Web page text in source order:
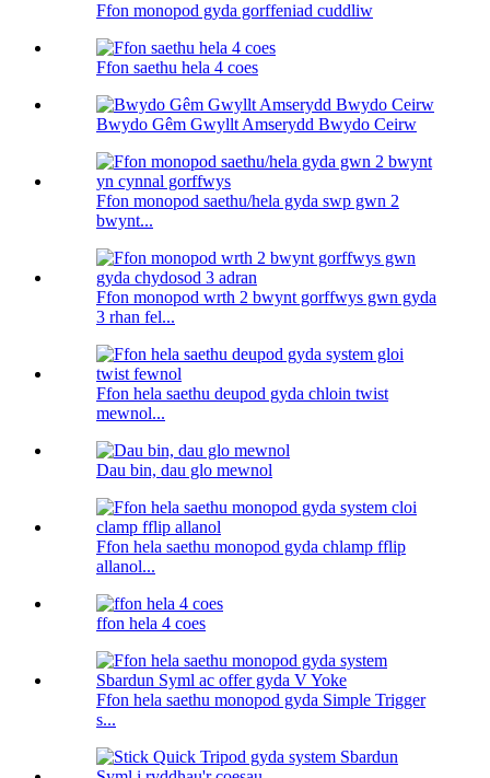
Ffon monopod gyda gorffeniad cuddliw
Ffon saethu hela 4 coes
Bwydo Gêm Gwyllt Amserydd Bwydo Ceirw
Ffon monopod saethu/hela gyda swp gwn 2
bwynt...
Ffon monopod wrth 2 bwynt gorffwys gwn gyda
3 rhan fel...
Ffon hela saethu deupod gyda chloin twist
mewnol...
Dau bin, dau glo mewnol
Ffon hela saethu monopod gyda chlamp fflip
allanol...
ffon hela 4 coes
Ffon hela saethu monopod gyda Simple Trigger
s...